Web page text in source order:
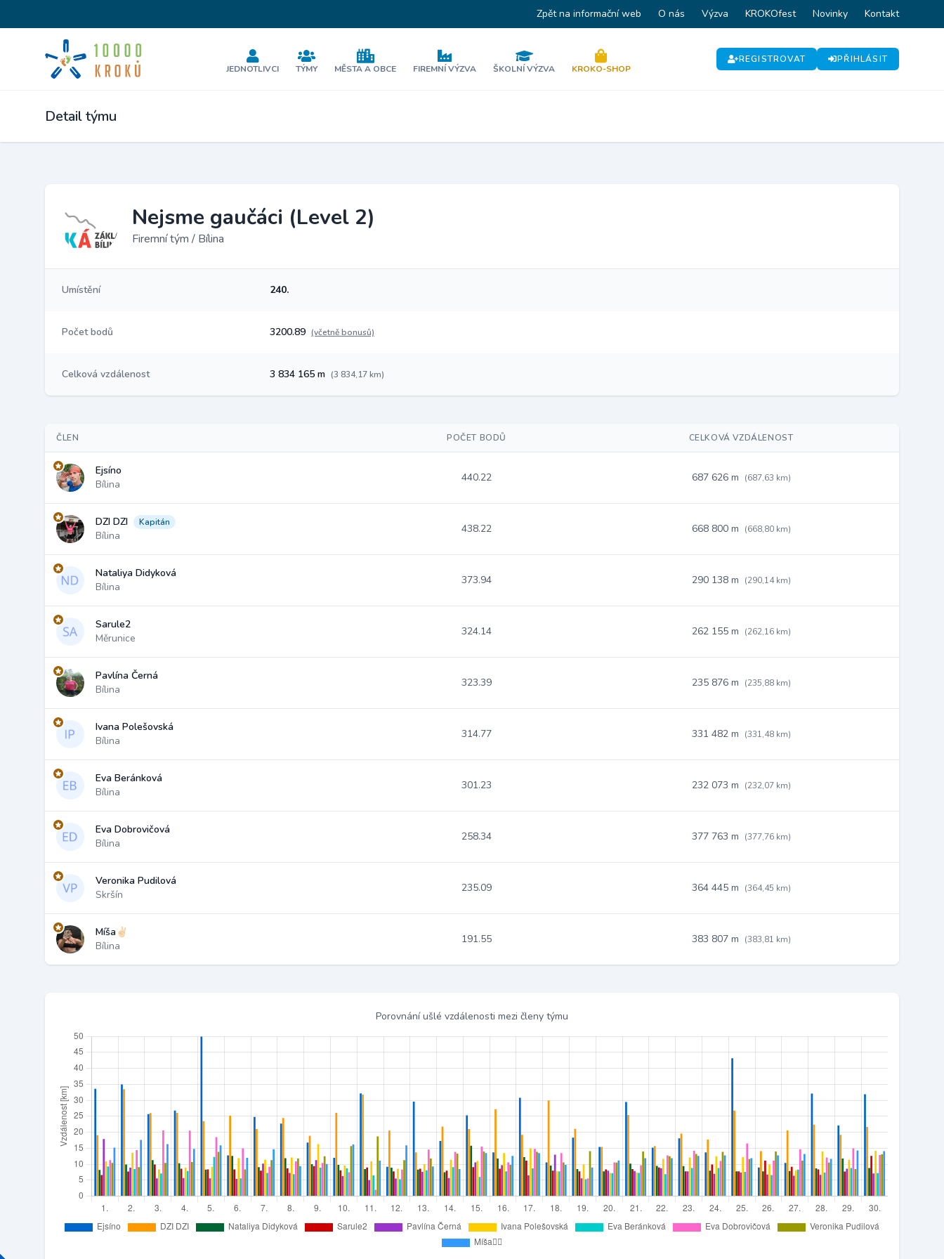
Zpět na informační web O nás Výzva KROKOfest Novinky Kontakt
JEDNOTLIVCI TÝMY MĚSTA A OBCE FIREMNÍ VÝZVA ŠKOLNÍ VÝZVA KROKO-SHOP
REGISTROVAT PŘIHLÁSIT
Detail týmu
Nejsme gaučáci (Level 2)
Firemní tým / Bílina
Umístění 240.
Počet bodů 3200.89 (včetně bonusů)
Celková vzdálenost 3 834 165 m (3 834,17 km)
ČLEN POČET BODŮ CELKOVÁ VZDÁLENOST
Ejsíno
Bílina
440.22 687 626 m (687,63 km)
DZI DZI Kapitán
Bílina
438.22 668 800 m (668,80 km)
Nataliya Didyková
Bílina
373.94 290 138 m (290,14 km)
Sarule2
Měrunice
324.14 262 155 m (262,16 km)
Pavlína Černá
Bílina
323.39 235 876 m (235,88 km)
Ivana Polešovská
Bílina
314.77 331 482 m (331,48 km)
Eva Beránková
Bílina
301.23 232 073 m (232,07 km)
Eva Dobrovičová
Bílina
258.34 377 763 m (377,76 km)
Veronika Pudilová
Skršín
235.09 364 445 m (364,45 km)
Míša✌🏻
Bílina
191.55 383 807 m (383,81 km)
Porovnání ušlé vzdálenosti mezi členy týmu